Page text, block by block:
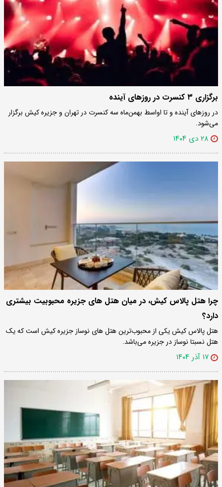
برگزاری ۳ کنسرت در روزهای آینده
در روزهای آینده و تا اواسط بهمن‌ماه سه کنسرت در تهران و جزیره کیش برگزار
می‌شود.
۲۸ دی ۱۴۰۴
چرا هتل پالاس کیش، در میان هتل های جزیره محبوبیت بیشتری
دارد؟
هتل پالاس کیش یکی از محبوب‌ترین هتل های نوساز جزیره کیش است که یک
هتل نسبتا نوساز در جزیره می‌باشد.
۱۷ آذر ۱۴۰۴